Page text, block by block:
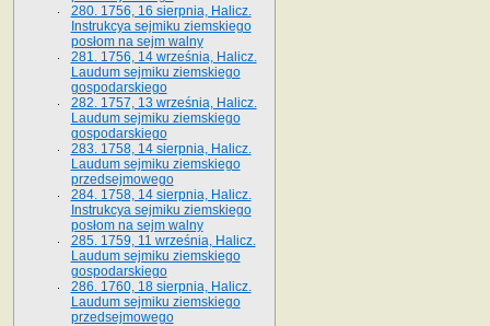
280. 1756, 16 sierpnia, Halicz.
Instrukcya sejmiku ziemskiego
posłom na sejm walny
281. 1756, 14 września, Halicz.
Laudum sejmiku ziemskiego
gospodarskiego
282. 1757, 13 września, Halicz.
Laudum sejmiku ziemskiego
gospodarskiego
283. 1758, 14 sierpnia, Halicz.
Laudum sejmiku ziemskiego
przedsejmowego
284. 1758, 14 sierpnia, Halicz.
Instrukcya sejmiku ziemskiego
posłom na sejm walny
285. 1759, 11 września, Halicz.
Laudum sejmiku ziemskiego
gospodarskiego
286. 1760, 18 sierpnia, Halicz.
Laudum sejmiku ziemskiego
przedsejmowego